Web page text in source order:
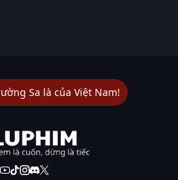
Sa là của Việt Nam!